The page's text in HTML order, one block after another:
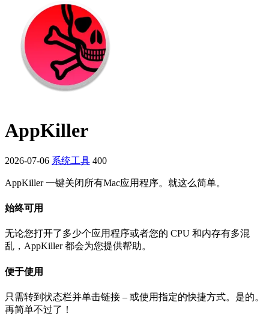
AppKiller
2026-07-06 系统工具 400
AppKiller 一键关闭所有Mac应用程序。就这么简单。
始终可用
无论您打开了多少个应用程序或者您的 CPU 和内存有多混
乱，AppKiller 都会为您提供帮助。
便于使用
只需转到状态栏并单击链接 – 或使用指定的快捷方式。是的。
再简单不过了！